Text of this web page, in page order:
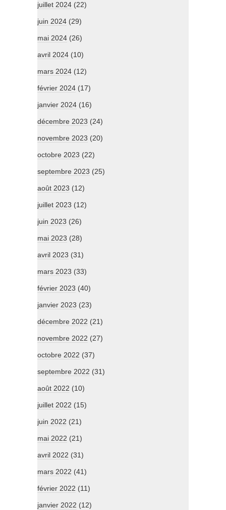
juillet 2024 (22)
juin 2024 (29)
mai 2024 (26)
avril 2024 (10)
mars 2024 (12)
février 2024 (17)
janvier 2024 (16)
décembre 2023 (24)
novembre 2023 (20)
octobre 2023 (22)
septembre 2023 (25)
août 2023 (12)
juillet 2023 (12)
juin 2023 (26)
mai 2023 (28)
avril 2023 (31)
mars 2023 (33)
février 2023 (40)
janvier 2023 (23)
décembre 2022 (21)
novembre 2022 (27)
octobre 2022 (37)
septembre 2022 (31)
août 2022 (10)
juillet 2022 (15)
juin 2022 (21)
mai 2022 (21)
avril 2022 (31)
mars 2022 (41)
février 2022 (11)
janvier 2022 (12)